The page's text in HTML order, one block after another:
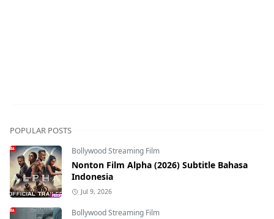
POPULAR POSTS
Bollywood Streaming Film
Nonton Film Alpha (2026) Subtitle Bahasa
Indonesia
Jul 9, 2026
Bollywood Streaming Film